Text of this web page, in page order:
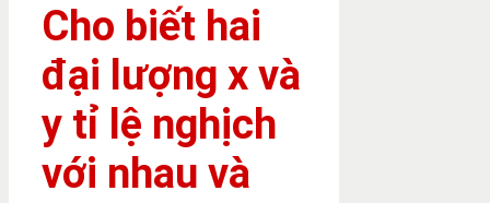
Cho biết hai
đại lượng x và
y tỉ lệ nghịch
với nhau và